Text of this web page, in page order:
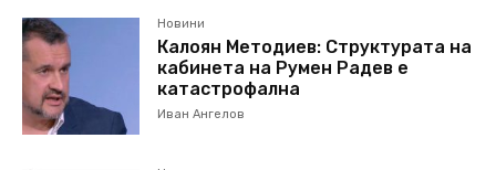
Новини
Калоян Методиев: Структурата на
кабинета на Румен Радев е
катастрофална
Иван Ангелов